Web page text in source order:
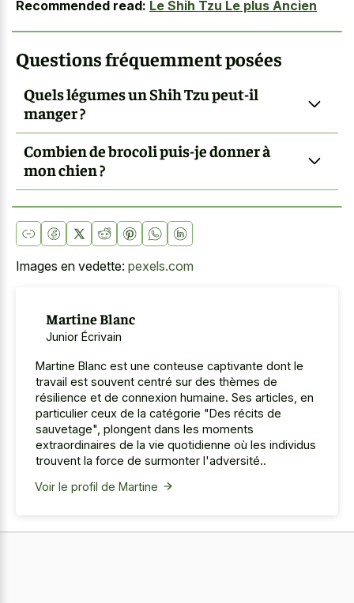
Recommended read: Le Shih Tzu Le plus Ancien
Questions fréquemment posées
Quels légumes un Shih Tzu peut-il
manger ?
Combien de brocoli puis-je donner à
mon chien ?
Images en vedette: pexels.com
Martine Blanc
Junior Écrivain
Martine Blanc est une conteuse captivante dont le
travail est souvent centré sur des thèmes de
résilience et de connexion humaine. Ses articles, en
particulier ceux de la catégorie "Des récits de
sauvetage", plongent dans les moments
extraordinaires de la vie quotidienne où les individus
trouvent la force de surmonter l'adversité..
Voir le profil de Martine